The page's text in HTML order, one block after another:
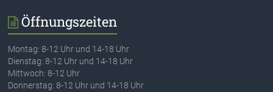
Öffnungszeiten
Montag: 8-12 Uhr und 14-18 Uhr
Dienstag: 8-12 Uhr und 14-18 Uhr
Mittwoch: 8-12 Uhr
Donnerstag: 8-12 Uhr und 14-18 Uhr